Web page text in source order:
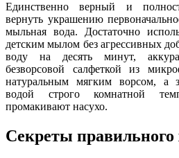
Единственно верный и
вернуть украшению
мыльная вода. Достаточно
детским мылом без агрессивных
воду на десять минут,
безворсовой салфеткой из
натуральным мягким ворсом, а
водой строго комнатной
промакивают насухо.
Секреты правильного